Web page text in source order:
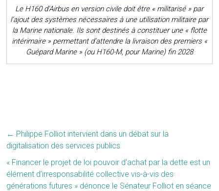
Le H160 d’Airbus en version civile doit être « militarisé » par
l’ajout des systèmes nécessaires à une utilisation militaire par
la Marine nationale. Ils sont destinés à constituer une « flotte
intérimaire » permettant d’attendre la livraison des premiers «
Guépard Marine » (ou H160-M, pour Marine) fin 2028
← Philippe Folliot intervient dans un débat sur la
digitalisation des services publics
« Financer le projet de loi pouvoir d’achat par la dette est un
élément d’irresponsabilité collective vis-à-vis des
générations futures » dénonce le Sénateur Folliot en séance